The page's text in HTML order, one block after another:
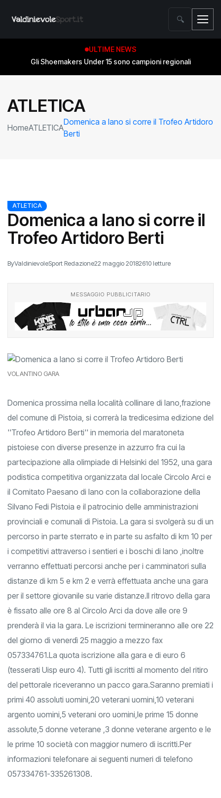
🔍
ULTIME NEWS
Gli Shoemakers Under 15 sono campioni regionali
ATLETICA
HomeATLETICA
Domenica a Iano si corre il Trofeo Artidoro
Berti
ATLETICA
Domenica a Iano si corre il
Trofeo Artidoro Berti
ByValdinievoleSport Redazione22 maggio 20182610 letture
MESSAGGIO PUBBLICITARIO
VOLANTINO GARA
Domenica prossima nella località collinare di Iano,frazione
del comune di Pistoia, si correrà la tredicesima edizione del
''Trofeo Artidoro Berti'' in memoria del maratoneta
pistoiese con diverse presenze in azzurro fra cui la
partecipazione alla olimpiade di Helsinki del 1952, una gara
podistica competitiva organizzata dal locale Circolo Arci e
il Comitato Paesano di Iano con la collaborazione della
Silvano Fedi Pistoia e il patrocinio delle amministrazioni
provinciali e comunali di Pistoia. La gara si svolgerà su di un
percorso in parte sterrato e in parte su asfalto di km 10 per
i competitivi attraverso i sentieri e i boschi di Iano ,inoltre
verranno effettuati percorsi anche per i camminatori sulla
distanze di km 5 e km 2 e verrà effettuata anche una gara
per il settore giovanile su varie distanze.Il ritrovo della gara
è fissato alle ore 8 al Circolo Arci da dove alle ore 9
prenderà il via la gara. Le iscrizioni termineranno alle ore 22
del giorno di venerdì 25 maggio a mezzo fax
057334761.La quota iscrizione alla gara e di euro 6
(tesserati Uisp euro 4). Tutti gli iscritti al momento del ritiro
del pettorale riceveranno un pacco gara.Saranno premiati i
primi 40 assoluti uomini,20 veterani uomini,10 veterani
argento uomini,5 veterani oro uomini,le prime 15 donne
assolute,5 donne veterane ,3 donne veterane argento e le
le prime 10 società con maggior numero di iscritti.Per
informazioni telefonare ai seguenti numeri di telefono
057334761-335261308.